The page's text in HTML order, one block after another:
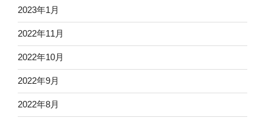
2023年1月
2022年11月
2022年10月
2022年9月
2022年8月